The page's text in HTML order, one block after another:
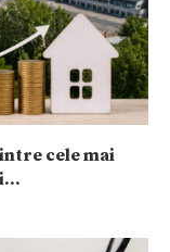
cele mai